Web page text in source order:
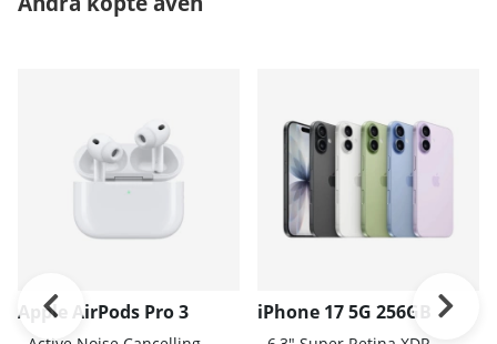
Apple AirPods Pro 3 iPhone 17 5G 256GB